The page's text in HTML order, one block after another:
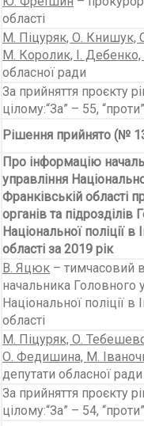
області
М. Піцуряк, О. Книшук,
М. Королик, І.
обласної ради
За прийняття проєкту
цілому:“За” – 55,
Рішення прийнято (№
Про інформацію
управління
Франківській області
органів та підрозділів
Національної поліції
області за 2019 рік
В. Яцюк – тимчасовий
начальника Головного
Національної поліції в
області
М. Піцуряк, О.
О. Федишина, М.
депутати обласної ради
За прийняття проєкту
цілому:“За” – 54,